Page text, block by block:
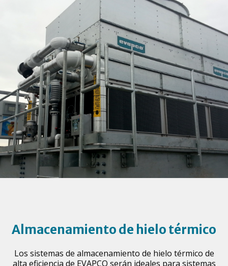
Almacenamiento de hielo térmico
Los sistemas de almacenamiento de hielo térmico de
alta eficiencia de EVAPCO serán ideales para sistemas